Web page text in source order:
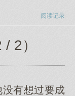
阅读记录
2）
有想过要成